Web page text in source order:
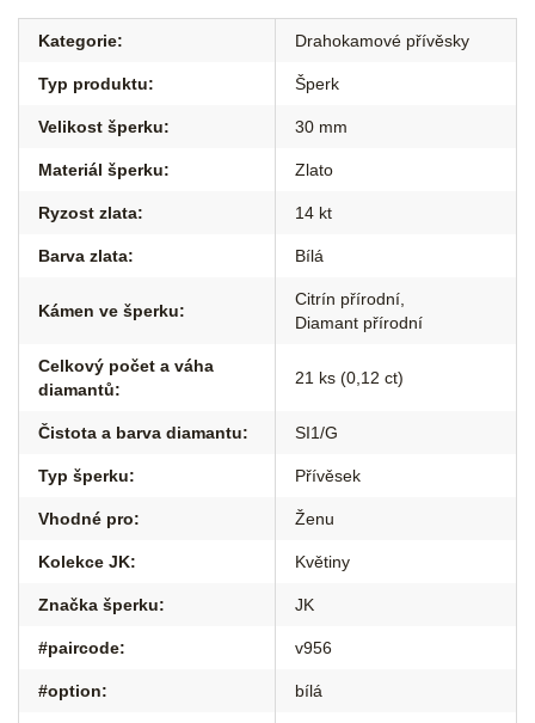
Kategorie: Drahokamové přívěsky
Typ produktu: Šperk
Velikost šperku: 30 mm
Materiál šperku: Zlato
Ryzost zlata: 14 kt
Barva zlata: Bílá
Kámen ve šperku:
Citrín přírodní
Diamant přírodní
Celkový počet a váha
diamantů:
21 ks (0,12 ct)
Čistota a barva diamantu: SI1/G
Typ šperku: Přívěsek
Vhodné pro: Ženu
Kolekce JK: Květiny
Značka šperku: JK
#paircode: v956
#option: bílá